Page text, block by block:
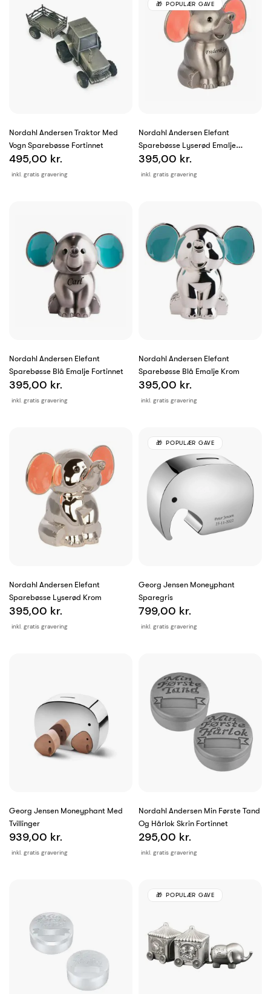
Nordahl Andersen Traktor Med
Vogn Sparebøsse Fortinnet
inkl. gratis gravering
495,00 kr.
Nordahl Andersen Elefant
Sparebøsse Lyserød Emalje
Fortinnet
inkl. gratis gravering
395,00 kr.
POPULÆR GAVE
Nordahl Andersen Elefant
Sparebøsse Blå Emalje Fortinnet
inkl. gratis gravering
395,00 kr.
Nordahl Andersen Elefant
Sparebøsse Blå Emalje Krom
inkl. gratis gravering
395,00 kr.
Nordahl Andersen Elefant
Sparebøsse Lyserød Krom
inkl. gratis gravering
395,00 kr.
Georg Jensen Moneyphant
Sparegris
inkl. gratis gravering
799,00 kr.
POPULÆR GAVE
Georg Jensen Moneyphant Med
Tvillinger
inkl. gratis gravering
939,00 kr.
Nordahl Andersen Min Første Tand
Og Hårlok Skrin Fortinnet
inkl. gratis gravering
295,00 kr.
POPULÆR GAVE